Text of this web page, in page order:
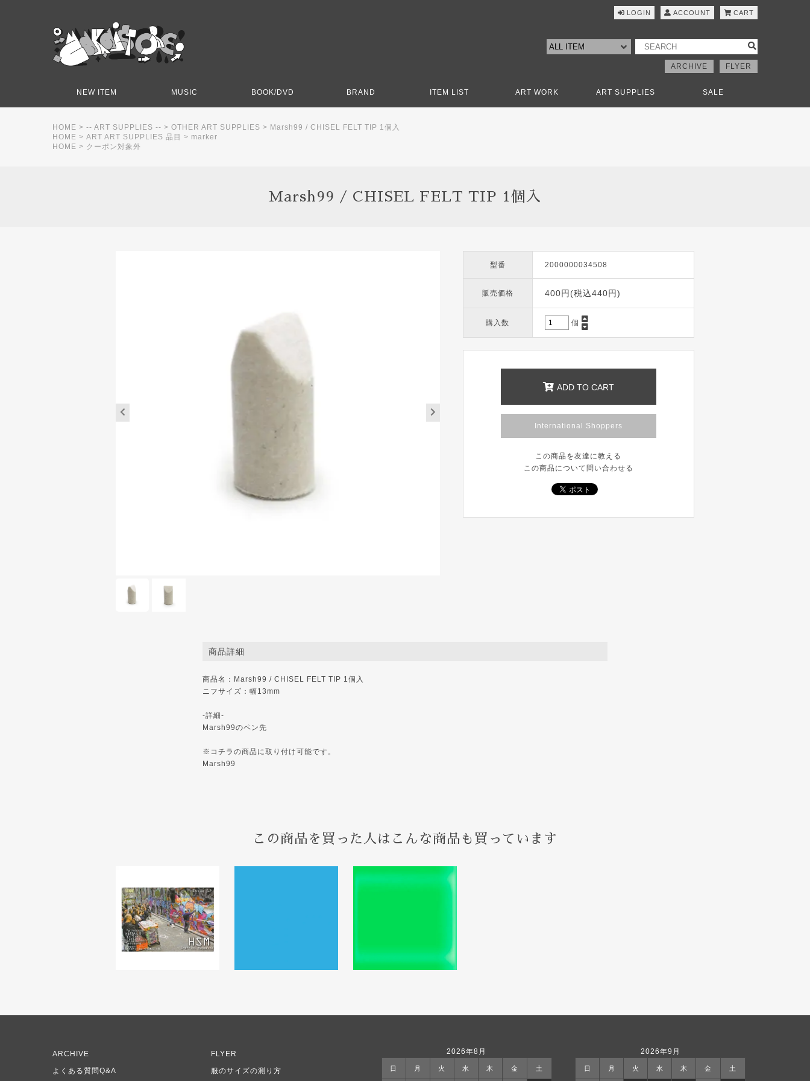
LOGIN ACCOUNT CART
ARCHIVE FLYER
NEW ITEM MUSIC BOOK/DVD BRAND ITEM LIST ART WORK ART SUPPLIES SALE
HOME > -- ART SUPPLIES -- > OTHER ART SUPPLIES > Marsh99 / CHISEL FELT TIP 1個入
HOME > ART ART SUPPLIES 品目 > marker
HOME > クーポン対象外
Marsh99 / CHISEL FELT TIP 1個入
商品詳細
商品名：Marsh99 / CHISEL FELT TIP 1個入
ニフサイズ：幅13mm
-詳細-
Marsh99のペン先
※コチラの商品に取り付け可能です。
Marsh99
型番 2000000034508
販売価格 400円(税込440円)
購入数 個
ADD TO CART
International Shoppers
この商品を友達に教える
この商品について問い合わせる
この商品を買った人はこんな商品も買っています
2026年8月
日 月 火 水 木 金 土
2026年9月
日 月 火 水 木 金 土
ARCHIVE
FLYER
よくある質問Q&A
服のサイズの測り方